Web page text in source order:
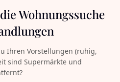
Wohnungssuche
Ihren Vorstellungen (ruhig,
sind Supermärkte und